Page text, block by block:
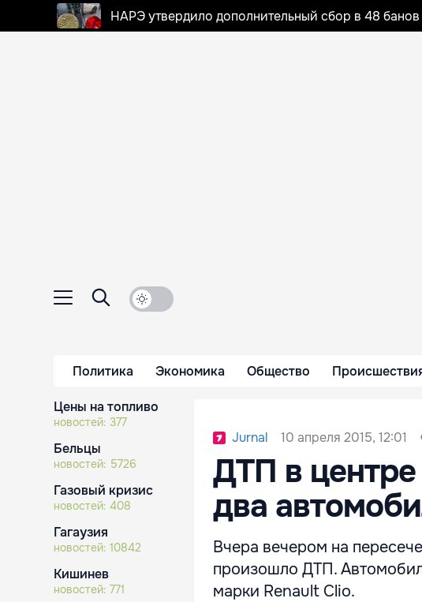
НАРЭ утвердило дополнительный сбор в 48
Политика Экономика Общество
Цены на топливо
новостей: 377
Бельцы
новостей: 5726
Газовый кризис
новостей: 408
Гагаузия
новостей: 10842
Кишинев
новостей: 771
Jurnal 10 апреля 2015, 12:01
ДТП в
два
Вчера вечером на
произошло ДТП.
марки Renault Clio.